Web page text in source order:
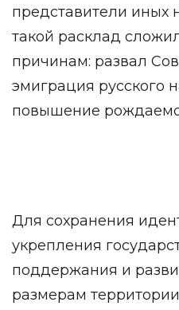
представители иных
такой расклад
причинам: развал
эмиграция русского
повышение
Для сохранения
укрепления
поддержания и
размерам